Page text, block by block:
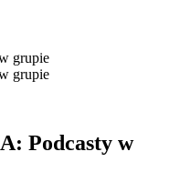
grupie
grupie
Podcasty w